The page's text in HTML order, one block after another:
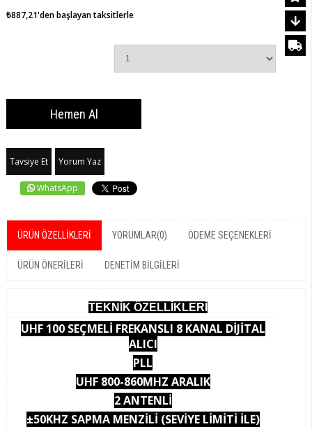
₺887,21'den başlayan taksitlerle
Tavsiye Et Yorum Yaz
WhatsApp
ÜRÜN ÖZELLIKLERI YORUMLAR(0) ÖDEME SEÇENEKLERI
ÜRÜN ÖNERILERI DENETIM BILGILERI
TEKNİK ÖZELLİKLERİ
UHF 100 SEÇMELİ FREKANSLI 8 KANAL DİJİTAL
ALICI
PLL
UHF 800-860MHZ ARALIK
2 ANTENLİ
±50KHZ SAPMA MENZİLİ (SEVİYE LİMİTİ İLE)